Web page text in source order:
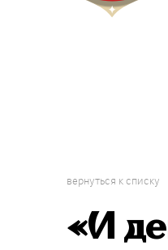
вернуться к списку
«И